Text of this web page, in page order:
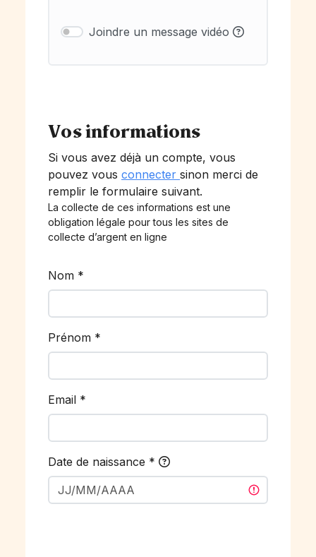
Joindre un message vidéo
Vos informations
Si vous avez déjà un compte, vous
pouvez vous connecter sinon merci de
remplir le formulaire suivant.
La collecte de ces informations est une
obligation légale pour tous les sites de
collecte d’argent en ligne
Nom *
Prénom *
Email *
Date de naissance *